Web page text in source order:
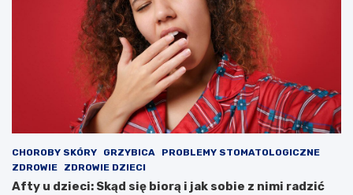
CHOROBY SKÓRY GRZYBICA
PROBLEMY STOMATOLOGICZNE
ZDROWIE
ZDROWIE DZIECI
Afty u dzieci: Skąd się biorą i jak sobie z nimi radzić